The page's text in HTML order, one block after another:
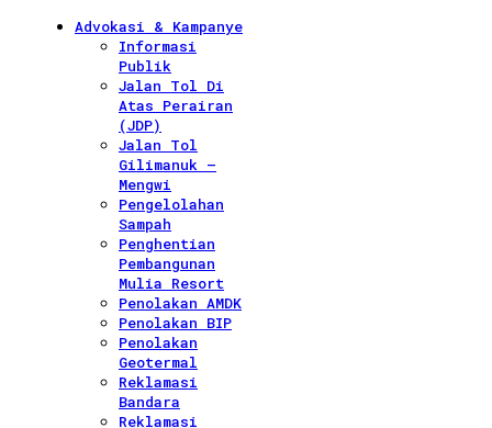
Advokasi & Kampanye
Informasi
Publik
Jalan Tol Di
Atas Perairan
(JDP)
Jalan Tol
Gilimanuk –
Mengwi
Pengelolahan
Sampah
Penghentian
Pembangunan
Mulia Resort
Penolakan AMDK
Penolakan BIP
Penolakan
Geotermal
Reklamasi
Bandara
Reklamasi